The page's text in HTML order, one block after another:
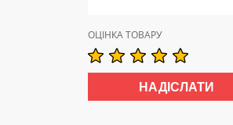
ОЦІНКА ТОВАРУ